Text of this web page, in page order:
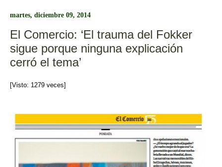
b
o
o
k
ar
tir
martes, diciembre 09, 2014
El Comercio: ‘El trauma del Fokker
sigue porque ninguna explicación
cerró el tema’
[Visto: 1279 veces]